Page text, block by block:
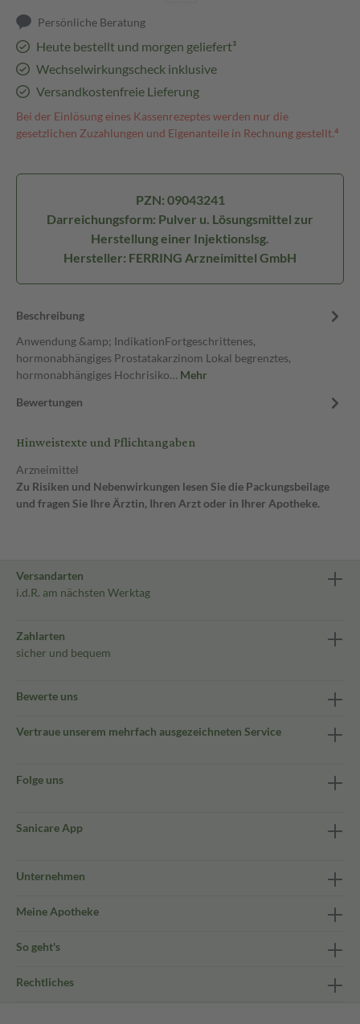
Persönliche Beratung
Heute bestellt und morgen geliefert³
Wechselwirkungscheck inklusive
Versandkostenfreie Lieferung
Bei der Einlösung eines Kassenrezeptes werden nur die
gesetzlichen Zuzahlungen und Eigenanteile in Rechnung gestellt.⁴
PZN: 09043241
Darreichungsform: Pulver u. Lösungsmittel zur
Herstellung einer Injektionslsg.
Hersteller: FERRING Arzneimittel GmbH
Beschreibung
Anwendung &amp; IndikationFortgeschrittenes,
hormonabhängiges Prostatakarzinom Lokal begrenztes,
hormonabhängiges Hochrisiko… Mehr
Bewertungen
Hinweistexte und Pflichtangaben
Arzneimittel
Zu Risiken und Nebenwirkungen lesen Sie die Packungsbeilage
und fragen Sie Ihre Ärztin, Ihren Arzt oder in Ihrer Apotheke.
Versandarten
i.d.R. am nächsten Werktag
Zahlarten
sicher und bequem
Bewerte uns
Vertraue unserem mehrfach ausgezeichneten Service
Folge uns
Sanicare App
Unternehmen
Meine Apotheke
So geht's
Rechtliches